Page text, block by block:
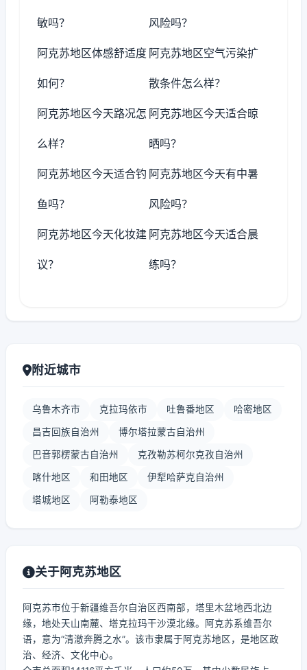
敏吗？ 风险吗？
阿克苏地区体感舒适度
如何？
阿克苏地区空气污染扩
散条件怎么样？
阿克苏地区今天路况怎
么样？
阿克苏地区今天适合晾
晒吗？
阿克苏地区今天适合钓
鱼吗？
阿克苏地区今天有中暑
风险吗？
阿克苏地区今天化妆建
议？
阿克苏地区今天适合晨
练吗？
附近城市
乌鲁木齐市 克拉玛依市 吐鲁番地区 哈密地区
昌吉回族自治州 博尔塔拉蒙古自治州
巴音郭楞蒙古自治州 克孜勒苏柯尔克孜自治州
喀什地区 和田地区 伊犁哈萨克自治州
塔城地区 阿勒泰地区
关于阿克苏地区
阿克苏市位于新疆维吾尔自治区西南部，塔里木盆地西北边
缘，地处天山南麓、塔克拉玛干沙漠北缘。阿克苏系维吾尔
语，意为“清澈奔腾之水”。该市隶属于阿克苏地区，是地区政
治、经济、文化中心。